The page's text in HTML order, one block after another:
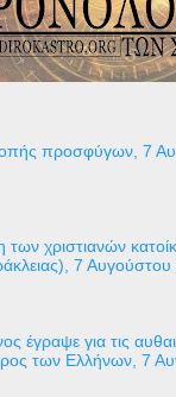
προσφύγων, 7
των χριστιανών
7
έγραψε για τις
των Ελλήνων, 7